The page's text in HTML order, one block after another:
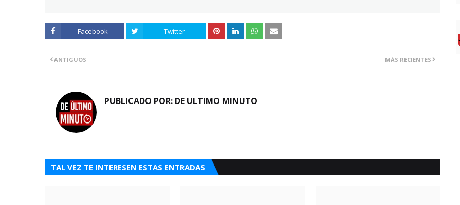
Facebook Twitter
MÁS RECIENTES
ANTIGUOS
PUBLICADO POR: DE ULTIMO MINUTO
TAL VEZ TE INTERESEN ESTAS ENTRADAS